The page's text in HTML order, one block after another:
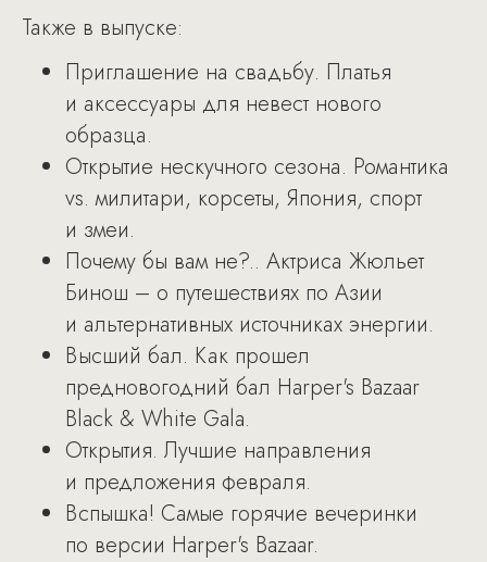
Также в выпуске:
Приглашение на свадьбу. Платья
и аксессуары для невест нового
образца.
Открытие нескучного сезона. Романтика
vs. милитари, корсеты, Япония, спорт
и змеи.
Почему бы вам не?.. Актриса Жюльет
Бинош – о путешествиях по Азии
и альтернативных источниках энергии.
Высший бал. Как прошел
предновогодний бал Harper's Bazaar
Black & White Gala.
Открытия. Лучшие направления
и предложения февраля.
Вспышка! Самые горячие вечеринки
по версии Harper's Bazaar.